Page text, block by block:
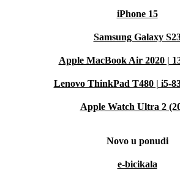
iPhone 15
Samsung Galaxy
Apple MacBook Air 2020 |
Lenovo ThinkPad T480 | i5-
Apple Watch Ultra 2
Novo u ponudi
e-bicikala